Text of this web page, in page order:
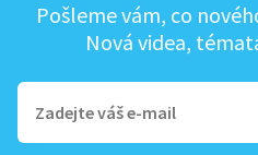
Pošleme vám, co
Nová videa,